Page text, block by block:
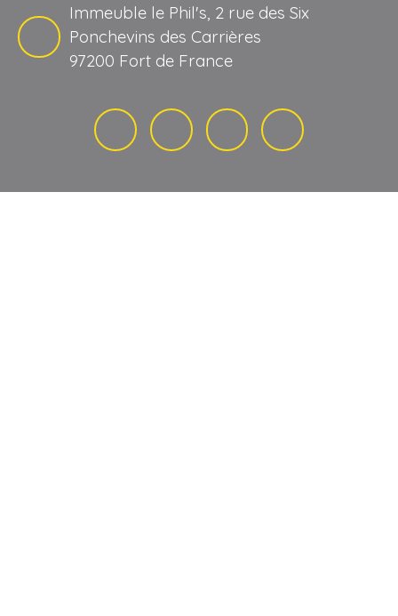
Immeuble le Phil's, 2 rue des Six
Ponchevins des Carrières
97200 Fort de France